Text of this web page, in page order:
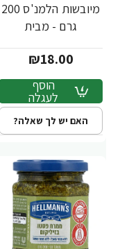
מיובשות הלמנ'ס 200
גרם - מבית
₪18.00
הוסף
לעגלה
האם יש לך שאלה?